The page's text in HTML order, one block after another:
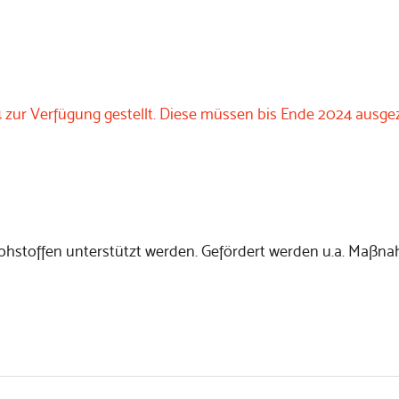
Verfügung gestellt. Diese müssen bis Ende 2024
unterstützt werden. Gefördert werden u.a.